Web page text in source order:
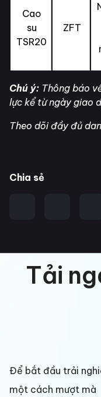
Cao
su
TSR20
ZFT
Chú ý: Thông báo
lực kể từ ngày giao
Theo dõi đầy đủ
Chia sẻ
Tải
Để bắt đầu trải
một cách mượt mà